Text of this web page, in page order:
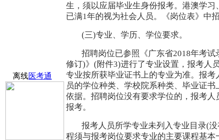
离线医考通
生，须以应届毕业生身份报考。港澳学
已满1年的视为社会人员。《岗位表》中
(三)专业、学历、学位要求。
招聘岗位已参照《广东省2018年考
修订)》(附件3)进行了专业设置，报考人
专业按所获毕业证书上的专业为准。报
员的学位种类、学校院系种类、毕业证
依据。招聘岗位没有要求学位的，报考
报考。
报考人员所学专业未列入专业目录(
程须与报考岗位要求专业的主要课程基